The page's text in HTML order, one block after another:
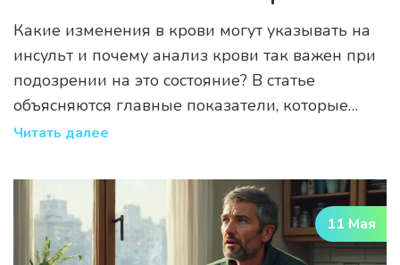
Первую Очередь
Какие изменения в крови могут указывать на
инсульт и почему анализ крови так важен при
подозрении на это состояние? В статье
объясняются главные показатели, которые
настораживают врачей: от скорости
вы найдёте подсказки, как заподозрить
проблему по результатам анализа и когда не
стоит тянуть с визитом к врачу. Всё
максимально ясно, с примерами и короткими
Читать далее
11 Мая